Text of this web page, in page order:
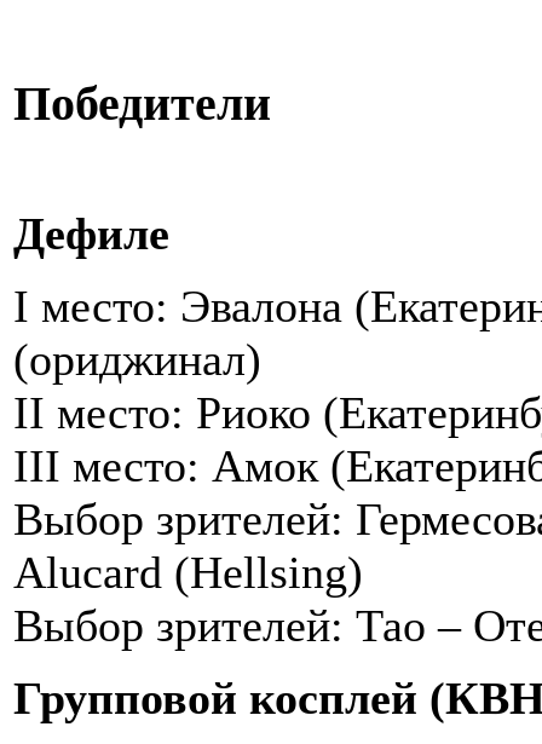
Победители
Дефиле
I место: Эвалона
(ориджинал)
II место: Риоко
III место: Амок
Выбор зрителей:
Alucard (Hellsing)
Выбор зрителей: Тао –
Групповой косплей